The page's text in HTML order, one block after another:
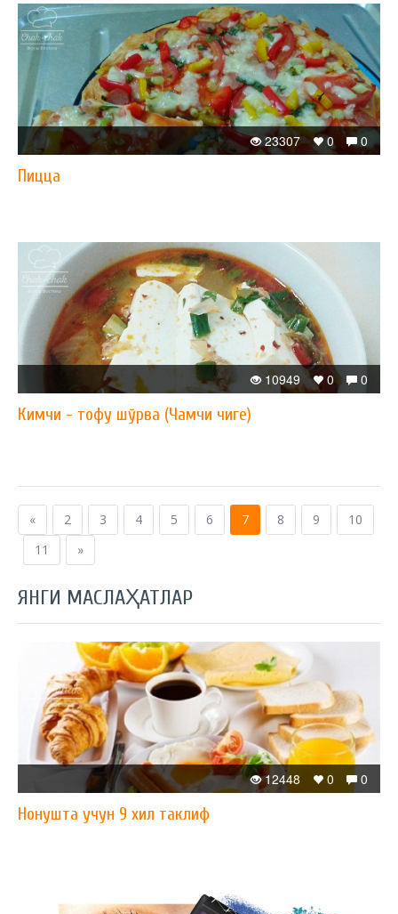
0
0
23307
Пицца
0
0
10949
Кимчи - тофу шўрва (Чамчи чиге)
« 2 3 4 5 6 7 8 9
10
11
»
ЯНГИ МАСЛАҲАТЛАР
0
0
12448
Нонушта учун 9 хил таклиф